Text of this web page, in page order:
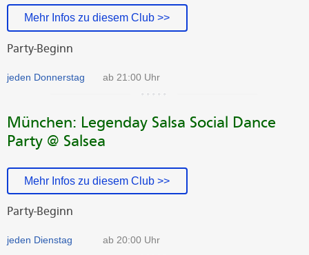
Mehr Infos zu diesem Club >>
Party-Beginn
jeden Donnerstag ab 21:00 Uhr
München: Legenday Salsa Social Dance
Party @ Salsea
Mehr Infos zu diesem Club >>
Party-Beginn
jeden Dienstag ab 20:00 Uhr